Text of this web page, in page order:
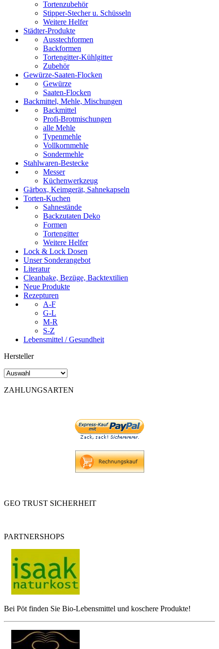
Tortenzubehör
Stipper-Stecher u. Schüsseln
Weitere Helfer
Städter-Produkte
Ausstechformen
Backformen
Tortengitter-Kühlgitter
Zubehör
Gewürze-Saaten-Flocken
Gewürze
Saaten-Flocken
Backmittel, Mehle, Mischungen
Backmittel
Profi-Brotmischungen
alle Mehle
Typenmehle
Vollkornmehle
Sondermehle
Stahlwaren-Bestecke
Messer
Küchenwerkzeug
Gärbox, Keimgerät, Sahnekapseln
Torten-Kuchen
Sahnestände
Backzutaten Deko
Formen
Tortengitter
Weitere Helfer
Lock & Lock Dosen
Unser Sonderangebot
Literatur
Cleanbake, Bezüge, Backtextilien
Neue Produkte
Rezepturen
A-F
G-L
M-R
S-Z
Lebensmittel / Gesundheit
Hersteller
ZAHLUNGSARTEN
GEO TRUST SICHERHEIT
PARTNERSHOPS
Bei Pöt finden Sie Bio-Lebensmittel und koschere Produkte!